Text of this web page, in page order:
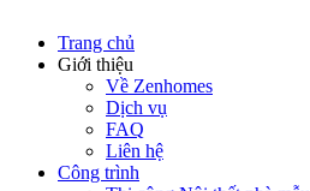
Trang chủ
Giới thiệu
Về Zenhomes
Dịch vụ
FAQ
Liên hệ
Công trình